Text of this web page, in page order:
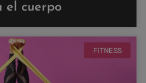
el cuerpo
FITNESS